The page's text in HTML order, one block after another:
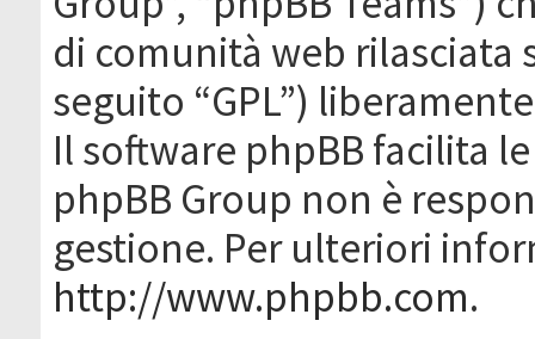
di comunità web rilasciata
seguito “GPL”)
Il software phpBB facilita
phpBB Group non è
gestione. Per ulteriori
http://www.phpbb.com.